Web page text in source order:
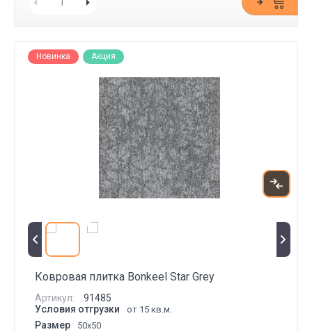
Новинка Акция
Ковровая плитка Bonkeel Star Grey
Артикул:
91485
Условия отгрузки
от 15 кв.м.
Размер 50x50